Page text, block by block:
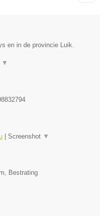
en in de provincie Luik.
▼
Screenshot ▼
Bestrating